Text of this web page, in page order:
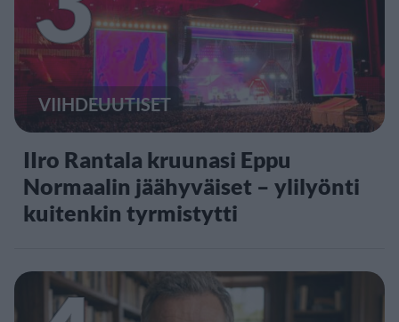
VIIHDEUUTISET
IIro Rantala kruunasi Eppu
Normaalin jäähyväiset – ylilyönti
kuitenkin tyrmistytti